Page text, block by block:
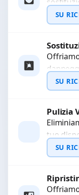
come
circuito,
SU
ricambi
SU
Pulizia
tuo
eSU